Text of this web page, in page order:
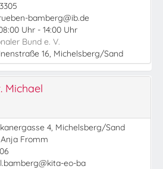
bamberg@ib.de
Uhr - 14:00 Uhr
Bund e. V.
16, Michelsberg/Sand
Michael
4, Michelsberg/Sand
Fromm
eo-ba